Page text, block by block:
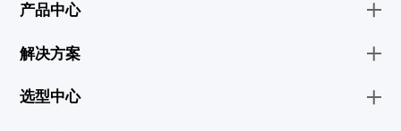
产品中心
解决方案
选型中心